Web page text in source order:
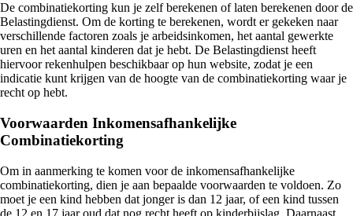
De combinatiekorting kun je zelf berekenen of laten berekenen door de
Belastingdienst. Om de korting te berekenen, wordt er gekeken naar
verschillende factoren zoals je arbeidsinkomen, het aantal gewerkte
uren en het aantal kinderen dat je hebt. De Belastingdienst heeft
hiervoor rekenhulpen beschikbaar op hun website, zodat je een
indicatie kunt krijgen van de hoogte van de combinatiekorting waar je
recht op hebt.
Voorwaarden Inkomensafhankelijke
Combinatiekorting
Om in aanmerking te komen voor de inkomensafhankelijke
combinatiekorting, dien je aan bepaalde voorwaarden te voldoen. Zo
moet je een kind hebben dat jonger is dan 12 jaar, of een kind tussen
de 12 en 17 jaar oud dat nog recht heeft op kinderbijslag. Daarnaast